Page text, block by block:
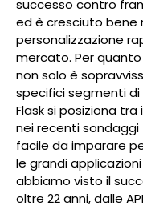
successo contro
ed è cresciuto bene
personalizzazione
mercato. Per quanto
non solo è
specifici segmenti di
Flask si posiziona
nei recenti
facile da imparare
le grandi
abbiamo visto il
oltre 22 anni, dalle